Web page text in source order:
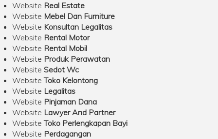
Website Real Estate
Website Mebel Dan Furniture
Website Konsultan Legalitas
Website Rental Motor
Website Rental Mobil
Website Produk Perawatan
Website Sedot Wc
WebsiteToko Kelontong
Website Legalitas
Website Pinjaman Dana
Website Lawyer And Partner
WebsiteToko Perlengkapan Bayi
Website Perdagangan